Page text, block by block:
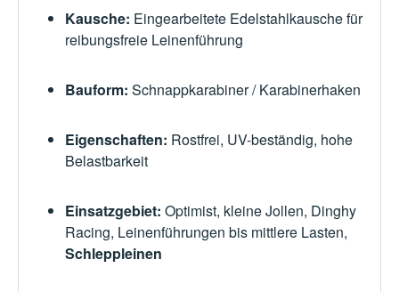
Kausche: Eingearbeitete Edelstahlkausche für
reibungsfreie Leinenführung
Bauform: Schnappkarabiner / Karabinerhaken
Eigenschaften: Rostfrei, UV-beständig, hohe
Belastbarkeit
Einsatzgebiet: Optimist, kleine Jollen, Dinghy
Racing, Leinenführungen bis mittlere Lasten,
Schleppleinen